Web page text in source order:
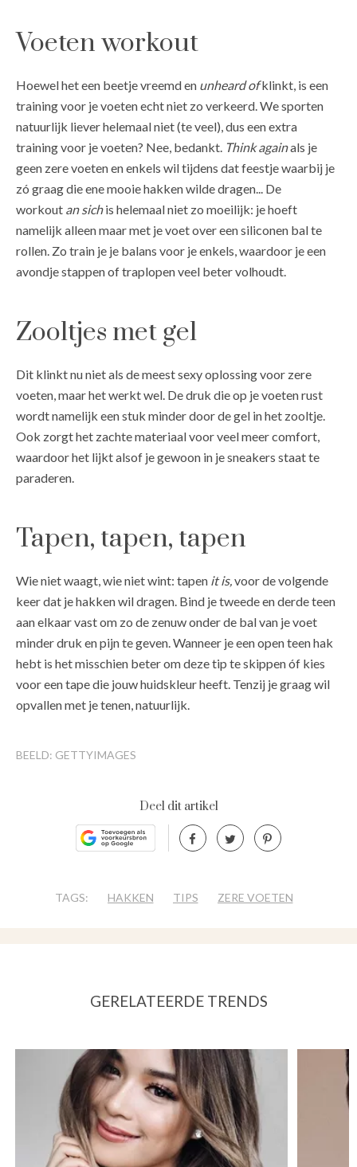
Voeten workout
Hoewel het een beetje vreemd en unheard ofklinkt, is een
training voor je voeten echt niet zo verkeerd. We sporten
natuurlijk liever helemaal niet (te veel), dus een extra
training voor je voeten? Nee, bedankt. Think againals je
geen zere voeten en enkels wil tijdens dat feestje waarbij je
zó graag die ene mooie hakken wilde dragen... De
workout an sichis helemaal niet zo moeilijk: je hoeft
namelijk alleen maar met je voet over een siliconen bal te
rollen. Zo train je je balans voor je enkels, waardoor je een
avondje stappen of traplopen veel beter volhoudt.
Zooltjes met gel
Dit klinkt nu niet als de meest sexy oplossing voor zere
voeten, maar het werkt wel. De druk die op je voeten rust
wordt namelijk een stuk minder door de gel in het zooltje.
Ook zorgt het zachte materiaal voor veel meer comfort,
waardoor het lijkt alsof je gewoon in je sneakers staat te
paraderen.
Tapen, tapen, tapen
Wie niet waagt, wie niet wint: tapen it is, voor de volgende
keer dat je hakken wil dragen. Bind je tweede en derde teen
aan elkaar vast om zo de zenuw onder de bal van je voet
minder druk en pijn te geven. Wanneer je een open teen hak
hebt is het misschien beter om deze tip te skippen óf kies
voor een tape die jouw huidskleur heeft. Tenzij je graag wil
opvallen met je tenen, natuurlijk.
BEELD: GETTYIMAGES
Deel dit artikel
TAGS: HAKKEN TIPS ZERE VOETEN
GERELATEERDE TRENDS